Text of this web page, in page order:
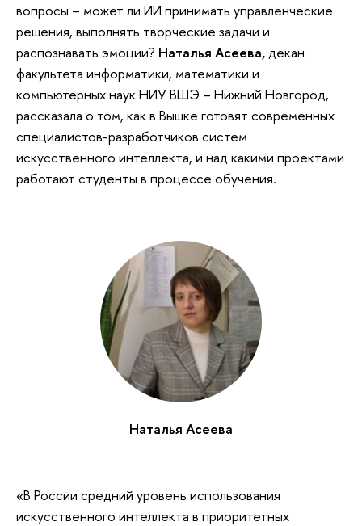
вопросы – может ли ИИ принимать управленческие
решения, выполнять творческие задачи и
распознавать эмоции? Наталья Асеева,декан
факультета информатики, математики и
компьютерных наук НИУ ВШЭ – Нижний Новгород,
рассказала о том, как в Вышке готовят современных
специалистов-разработчиков систем
искусственного интеллекта, и над какими проектами
работают студенты в процессе обучения.
Наталья Асеева
«В России средний уровень использования
искусственного интеллекта в приоритетных